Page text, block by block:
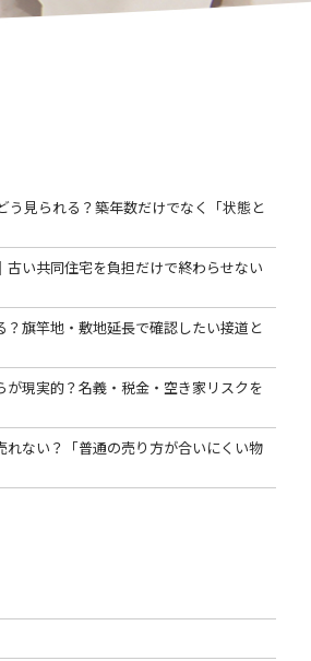
う見られる？築年数だけでなく「状態と
い共同住宅を負担だけで終わらせない
？旗竿地・敷地延長で確認したい接道と
現実的？名義・税金・空き家リスクを
ない？「普通の売り方が合いにくい物